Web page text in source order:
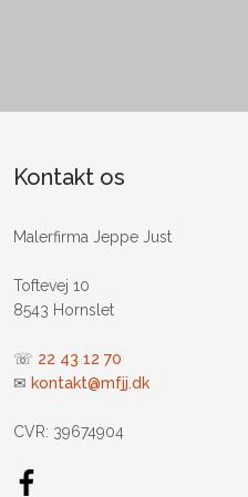
Kontakt os
​Malerfirma Jeppe Just
Toftevej 10
8543 Hornslet
☏ 22 43 12 70
✉ kontakt@mfjj.dk
CVR: 39674904